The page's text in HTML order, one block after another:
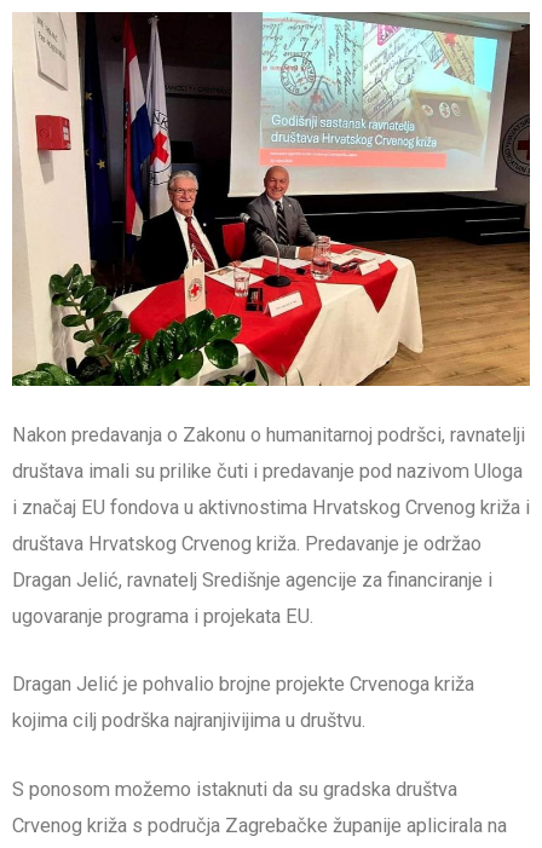
Nakon predavanja o Zakonu o humanitarnoj podršci, ravnatelji
društava imali su prilike čuti i predavanje pod nazivom Uloga
i značaj EU fondova u aktivnostima Hrvatskog Crvenog križa i
društava Hrvatskog Crvenog križa. Predavanje je održao
Dragan Jelić, ravnatelj Središnje agencije za financiranje i
ugovaranje programa i projekata EU.
Dragan Jelić je pohvalio brojne projekte Crvenoga križa
kojima cilj podrška najranjivijima u društvu.
S ponosom možemo istaknuti da su gradska društva
Crvenog križa s područja Zagrebačke županije aplicirala na